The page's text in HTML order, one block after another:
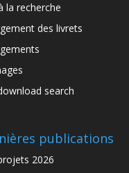
la recherche
des livrets
search
publications
2026